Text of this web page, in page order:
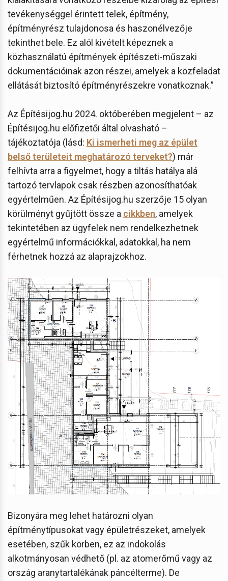
tevékenységgel érintett telek, építmény,
építményrész tulajdonosa és haszonélvezője
tekinthet bele. Ez alól kivételt képeznek a
közhasználatú építmények építészeti-műszaki
dokumentációinak azon részei, amelyek a közfeladat
ellátását biztosító építményrészekre vonatkoznak.”
Az Építésijog.hu 2024. októberében megjelent – az
Építésijog.hu előfizetői által olvasható –
tájékoztatója (lásd: Ki ismerheti meg az épület
belső területeit meghatározó terveket?) már
felhívta arra a figyelmet, hogy a tiltás hatálya alá
tartozó tervlapok csak részben azonosíthatóak
egyértelműen. Az Építésijog.hu szerzője 15 olyan
körülményt gyűjtött össze a cikkben, amelyek
tekintetében az ügyfelek nem rendelkezhetnek
egyértelmű információkkal, adatokkal, ha nem
férhetnek hozzá az alaprajzokhoz.
Bizonyára meg lehet határozni olyan
építménytípusokat vagy épületrészeket, amelyek
esetében, szűk körben, ez az indokolás
alkotmányosan védhető (pl. az atomerőmű vagy az
ország aranytartalékának páncélterme). De